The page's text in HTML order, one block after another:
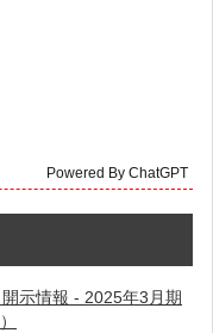
Powered By ChatGPT
示情報 - 2025年3月期